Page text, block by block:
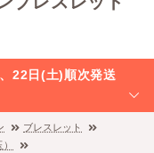
22日(土)順次発送
ブレスレット